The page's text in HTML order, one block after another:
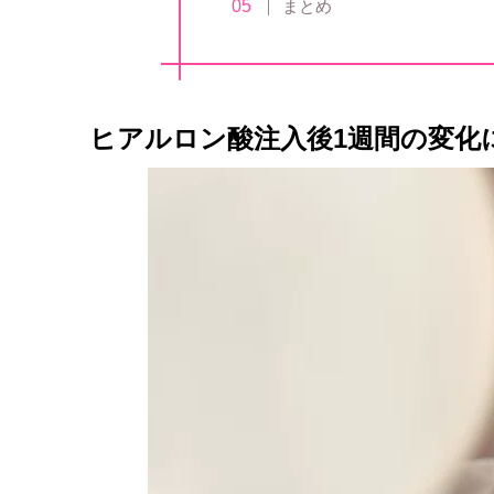
まとめ
ヒアルロン酸注入後1週間の変化